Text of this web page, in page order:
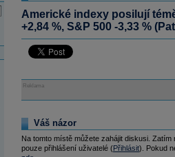
Americké indexy posilují
+2,84 %, S&P 500 -3,33 %
Reklama
Váš názor
Na tomto místě můžete zahájit diskusi.
pouze přihlášení uživatelé (Přihlásit). Pokud